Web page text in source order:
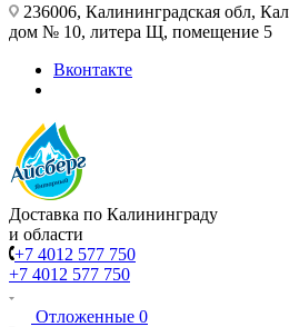
236006, Калининградская обл,
дом № 10, литера Щ, помещение 5
Вконтакте
Доставка по Калининграду
и области
+7 4012 577 750
+7 4012 577 750
Отложенные 0